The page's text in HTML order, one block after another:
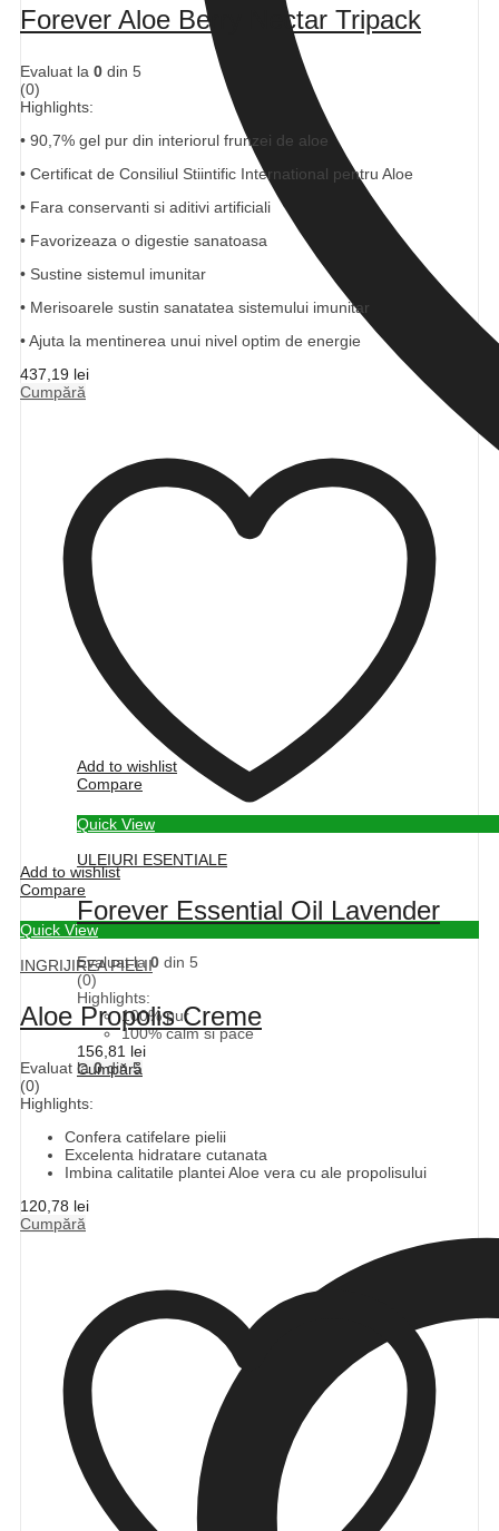
Add to wishlist
Compare
Quick View
ULEIURI ESENTIALE
Forever Essential Oil Lavender
Evaluat la0 din 5
(0)
Highlights:
100% pur
100% calm si pace
156,81 lei
Cumpără
Forever Aloe Berry Nectar Tripack
Evaluat la 0 din 5
(0)
Highlights:
• 90,7% gel pur din interiorul frunzei de aloe
• Certificat de Consiliul Stiintific International pentru Aloe
• Fara conservanti si aditivi artificiali
• Favorizeaza o digestie sanatoasa
• Sustine sistemul imunitar
• Merisoarele sustin sanatatea sistemului imunitar
• Ajuta la mentinerea unui nivel optim de energie
437,19 lei
Cumpără
Add to wishlist
Compare
Quick View
INGRIJIREA PIELII
Aloe Propolis Creme
Evaluat la0din 5
(0)
Highlights:
Confera catifelare pielii
Excelenta hidratare cutanata
Imbina calitatile plantei Aloe vera cu ale propolisului
120,78 lei
Cumpără